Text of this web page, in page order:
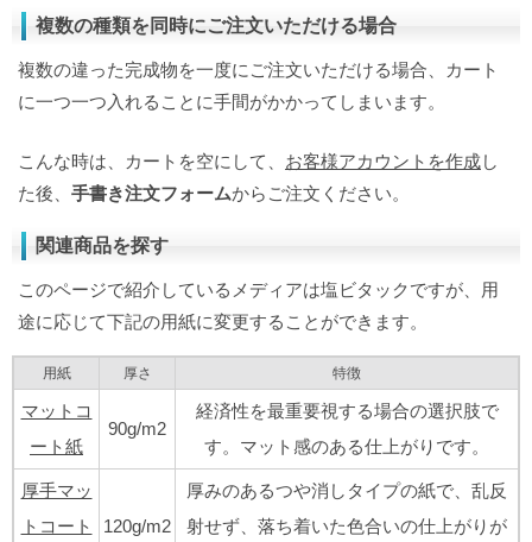
複数の種類を同時にご注文いただける場合
複数の違った完成物を一度にご注文いただける場合、カート
に一つ一つ入れることに手間がかかってしまいます。
こんな時は、カートを空にして、 お客様アカウントを作成し
た後、 手書き注文フォームからご注文ください。
関連商品を探す
このページで紹介しているメディアは塩ビタックですが、用
途に応じて下記の用紙に変更することができます。
用紙 厚さ 特徴
マットコ
ート紙
90g/m2
経済性を最重要視する場合の選択肢で
す。マット感のある仕上がりです。
厚手マッ
トコート
120g/m2
厚みのあるつや消しタイプの紙で、乱反
射せず、落ち着いた色合いの仕上がりが